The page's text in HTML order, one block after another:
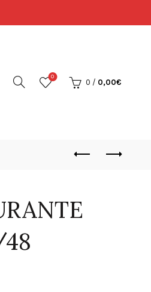
0
0 / 0,00€